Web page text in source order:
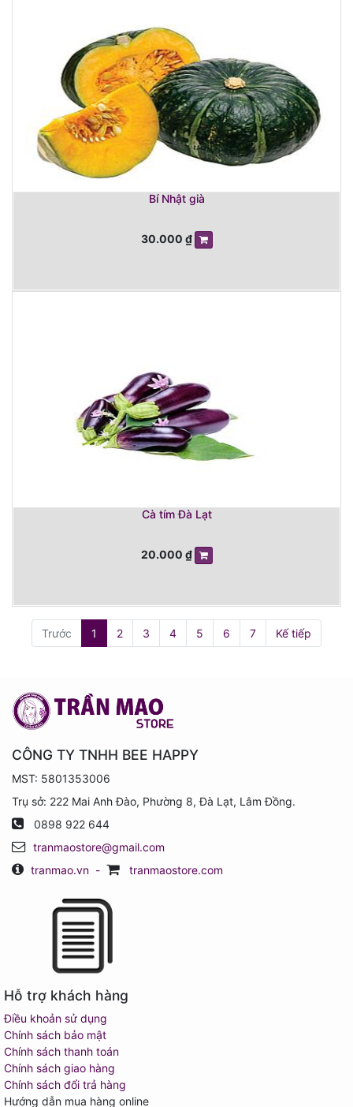
Bí Nhật già
30.000 ₫
Cà tím Đà Lạt
20.000 ₫
Trước 1 2 3 4 5 6 7 Kế tiếp
CÔNG TY TNHH BEE HAPPY
MST: 5801353006
Trụ sở: 222 Mai Anh Đào, Phường 8, Đà Lạt, Lâm Đồng.
0898 922 644
tranmaostore@gmail.com
tranmao.vn - tranmaostore.com
Hỗ trợ khách hàng
Điều khoản sử dụng
Chính sách bảo mật
Chính sách thanh toán
Chính sách giao hàng
Chính sách đổi trả hàng
Hướng dẫn mua hàng online